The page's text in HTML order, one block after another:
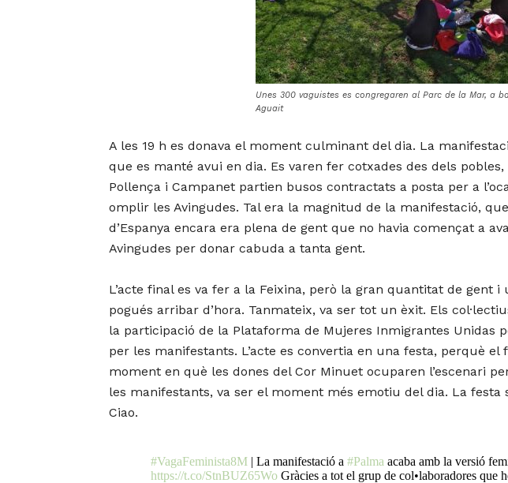
Unes 300 vaguistes es congregaren al Parc de la Mar, a
Aguait
A les 19 h es donava el moment culminant del dia. La
que es manté avui en dia. Es varen fer cotxades des dels
Pollença i Campanet partien busos contractats a posta per a
omplir les Avingudes. Tal era la magnitud de la manifestació,
d’Espanya encara era plena de gent que no havia començat a
Avingudes per donar cabuda a tanta gent.
L’acte final es va fer a la Feixina, però la gran quantitat de
pogués arribar d’hora. Tanmateix, va ser tot un èxit. Els
la participació de la Plataforma de Mujeres Inmigrantes
per les manifestants. L’acte es convertia en una festa, perquè
moment en què les dones del Cor Minuet ocuparen l’escenari
les manifestants, va ser el moment més emotiu del dia. La festa
Ciao.
#VagaFeminista8M | La manifestació a#Palma acaba amb la versió
https://t.co/StnBUZ65Wo Gràcies a tot el grup de col•laboradores que